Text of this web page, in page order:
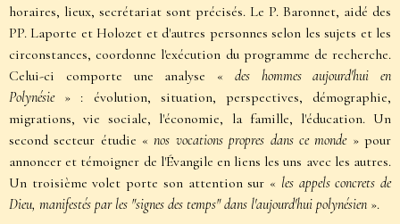
horaires, lieux, secrétariat sont précisés. Le P. Baronnet, aidé des
PP. Laporte et Holozet et d'autres personnes selon les sujets et les
circonstances, coordonne l'exécution du programme de recherche.
Celui-ci comporte une analyse « des hommes aujourd'hui en
Polynésie » : évolution, situation, perspectives, démographie,
migrations, vie sociale, l'économie, la famille, l'éducation. Un
second secteur étudie «nos vocations propres dans ce monde» pour
annoncer et témoigner de l'Évangile en liens les uns avec les autres.
Un troisième volet porte son attention sur « les appels concrets de
Dieu, manifestés par les "signes des temps" dans l'aujourd'hui polynésien ».